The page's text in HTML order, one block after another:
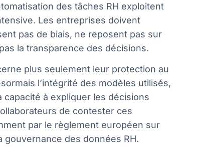
des tâches RH exploitent
Les entreprises doivent
pas de biais, ne reposent pas sur
la transparence des décisions.
plus seulement leur protection au
l’intégrité des modèles utilisés,
capacité à expliquer les décisions
de contester ces
par le règlement européen sur
gouvernance des données RH.